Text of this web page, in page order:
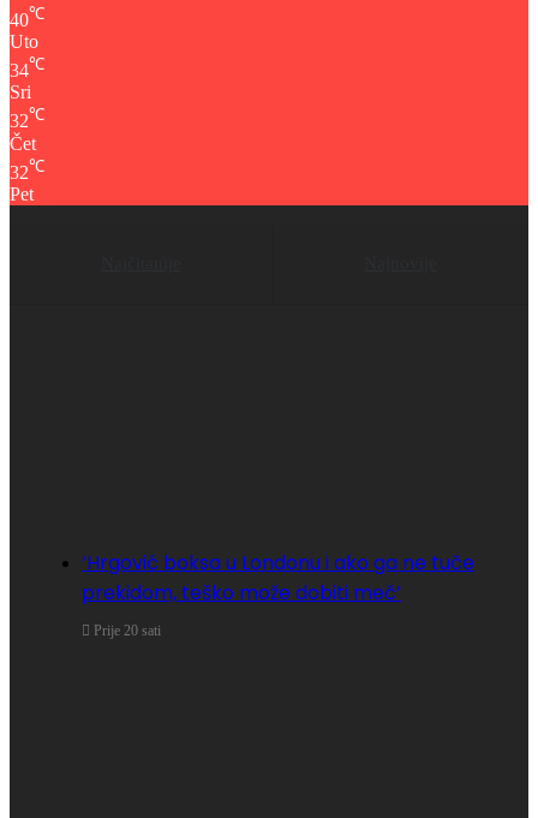
40℃
Uto
34℃
Sri
32℃
Čet
32℃
Pet
‘Hrgović boksa u Londonu i ako ga ne tuče
prekidom, teško može dobiti meč’
Prije 20 sati